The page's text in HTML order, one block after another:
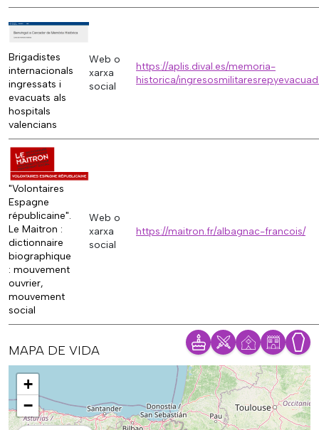
Brigadistes
internacionals
ingressats i
evacuats als
hospitals
valencians
Web o
xarxa
social
https://aplis.dival.es/memoria-
historica/
"Volontaires
Espagne
républicaine".
Le Maitron :
dictionnaire
biographique
: mouvement
ouvrier,
mouvement
social
Web o
xarxa
social
https://maitron.fr/albagnac-francois/
MAPA DE VIDA
Mapa
+
−